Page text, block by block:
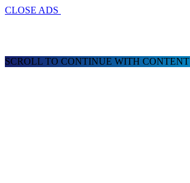
CLOSE ADS
SCROLL TO CONTINUE WITH CONTENT